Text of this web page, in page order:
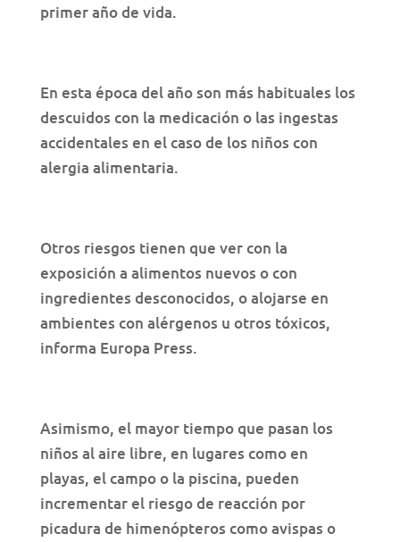
primer año de vida.
En esta época del año son más habituales los
descuidos con la medicación o las ingestas
accidentales en el caso de los niños con
alergia alimentaria.
Otros riesgos tienen que ver con la
exposición a alimentos nuevos o con
ingredientes desconocidos, o alojarse en
ambientes con alérgenos u otros tóxicos,
informa Europa Press.
Asimismo, el mayor tiempo que pasan los
niños al aire libre, en lugares como en
playas, el campo o la piscina, pueden
incrementar el riesgo de reacción por
picadura de himenópteros como avispas o